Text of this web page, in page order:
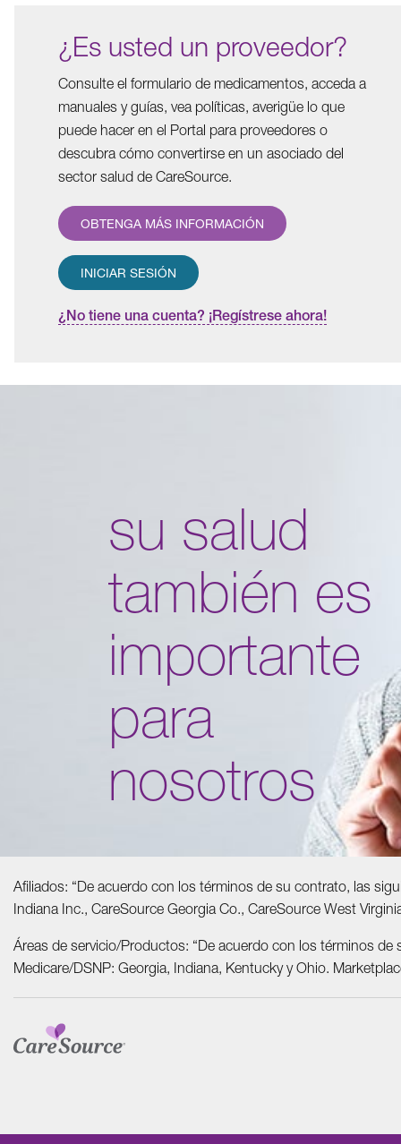
¿Es usted un proveedor?
Consulte el formulario de medicamentos, acceda a
manuales y guías, vea políticas, averigüe lo que
puede hacer en el Portal para proveedores o
descubra cómo convertirse en un asociado del
sector salud de CareSource.
OBTENGA MÁS INFORMACIÓN
INICIAR SESIÓN
¿No tiene una cuenta? ¡Regístrese ahora!
su salud
también es
importante
para
nosotros
Afiliados: “De acuerdo con los términos de su contrato, las
Indiana Inc., CareSource Georgia Co., CareSource West
Áreas de servicio/Productos: “De acuerdo con los términos
Medicare/DSNP: Georgia, Indiana, Kentucky y Ohio.